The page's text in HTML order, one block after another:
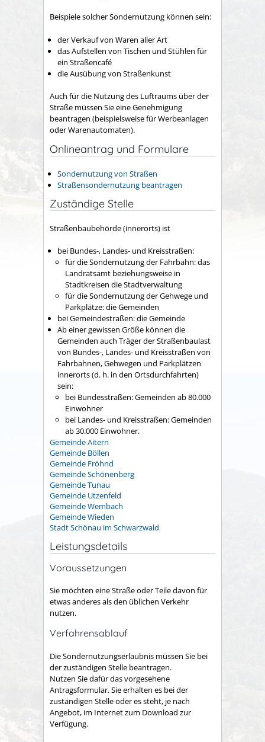
Beispiele solcher Sondernutzung können sein:
der Verkauf von Waren aller Art
das Aufstellen von Tischen und Stühlen für
ein Straßencafé
die Ausübung von Straßenkunst
Auch für die Nutzung des Luftraums über der
Straße müssen Sie eine Genehmigung
beantragen (beispielsweise für Werbeanlagen
oder Warenautomaten).
Onlineantrag und Formulare
Sondernutzung von Straßen
Straßensondernutzung beantragen
Zuständige Stelle
Straßenbaubehörde (innerorts) ist
bei Bundes-, Landes- und Kreisstraßen:
für die Sondernutzung der Fahrbahn: das
Landratsamt beziehungsweise in
Stadtkreisen die Stadtverwaltung
für die Sondernutzung der Gehwege und
Parkplätze: die Gemeinden
bei Gemeindestraßen: die Gemeinde
Ab einer gewissen Größe können die
Gemeinden auch Träger der Straßenbaulast
von Bundes-, Landes- und Kreisstraßen von
Fahrbahnen, Gehwegen und Parkplätzen
innerorts (d. h. in den Ortsdurchfahrten)
sein:
bei Bundesstraßen: Gemeinden ab 80.000
Einwohner
bei Landes- und Kreisstraßen: Gemeinden
ab 30.000 Einwohner.
Gemeinde Aitern
Gemeinde Böllen
Gemeinde Fröhnd
Gemeinde Schönenberg
Gemeinde Tunau
Gemeinde Utzenfeld
Gemeinde Wembach
Gemeinde Wieden
Stadt Schönau im Schwarzwald
Leistungsdetails
Voraussetzungen
Sie möchten eine Straße oder Teile davon für
etwas anderes als den üblichen Verkehr
nutzen.
Verfahrensablauf
Die Sondernutzungserlaubnis müssen Sie bei
der zuständigen Stelle beantragen.
Nutzen Sie dafür das vorgesehene
Antragsformular. Sie erhalten es bei der
zuständigen Stelle oder es steht, je nach
Angebot, im Internet zum Download zur
Verfügung.